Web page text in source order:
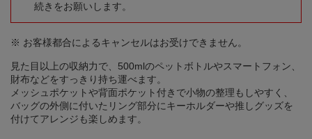
続きをお願いします。
※ お客様都合によるキャンセルはお受けできません。
見た目以上の収納力で、500mlのペットボトルやスマートフォン、
財布などをすっきり持ち運べます。
メッシュポケットや背面ポケット付きで小物の整理もしやすく、
バッグの外側に付いたリング部分にキーホルダーや推しグッズを
付けてアレンジも楽しめます。